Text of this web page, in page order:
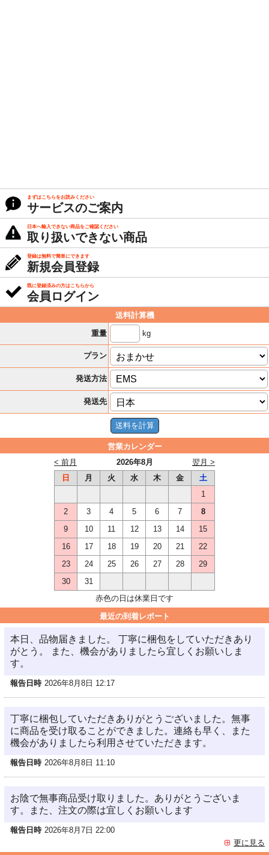
まずはこちらをお読みください
サービスのご案内
日本へ輸入できない商品をご確認ください
取り扱いできない商品
登録は無料で簡単にできます
新規会員登録
既に登録済みの方はこちらから
会員ログイン
送料計算機
重量
kg
プラン
発送方法
発送先
営業カレンダー
2026年8月
< 前月
翌月 >
日
月 火 水 木 金
土
1
2
3 4 5 6 7
8
9
10 11 12 13 14
15
16
17 18 19 20 21
22
23
24 25 26 27 28
29
30
31
赤色の日は休業日です
最近の到着レポート
本日、品物届きました。 丁寧に梱包をしていただきあり
がとう。 また、機会がありましたら宜しくお願いしま
す。
報告日時 2026年8月8日 12:17
丁寧に梱包していただきありがとうございました。無事
に商品を受け取ることができました。連絡も早く、また
機会がありましたら利用させていただきます。
報告日時 2026年8月8日 11:10
お陰で無事商品受け取りました。ありがとうございま
す。また、注文の際は宜しくお願いします
報告日時 2026年8月7日 22:00
更に見る